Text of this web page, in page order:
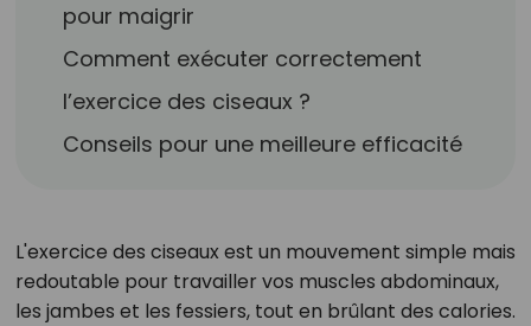
pour maigrir
Comment exécuter correctement
l’exercice des ciseaux ?
Conseils pour une meilleure efficacité
L'exercice des ciseaux est un mouvement simple mais
redoutable pour travailler vos muscles abdominaux,
les jambes et les fessiers, tout en brûlant des calories.